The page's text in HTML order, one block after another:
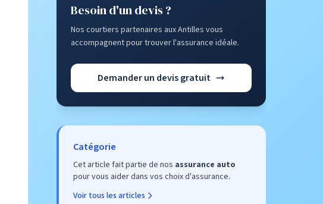
Besoin d'un devis ?
Nos courtiers partenaires aux Antilles vous
accompagnent pour trouver l'assurance idéale.
Demander un devis gratuit
Catégorie
Cet article fait partie de nos assurance auto
pour vous aider dans vos choix d'assurance.
Voir tous les articles